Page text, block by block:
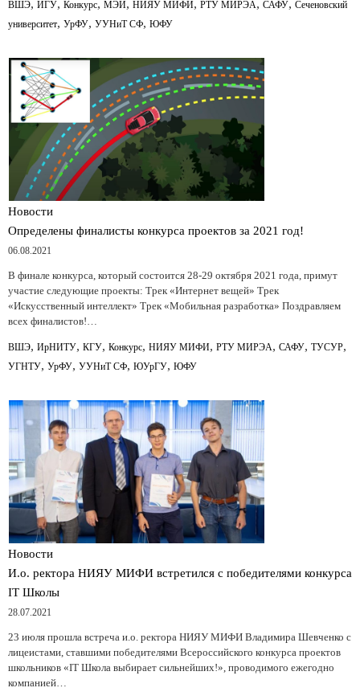
ВШЭ, ИГУ, Конкурс, МЭИ, НИЯУ МИФИ, РТУ МИРЭА, САФУ, Сеченовский
университет, УрФУ, УУНиТ СФ, ЮФУ
Новости
Определены финалисты конкурса проектов за 2021 год!
06.08.2021
В финале конкурса, который состоится 28-29 октября 2021 года, примут
участие следующие проекты: Трек «Интернет вещей» Трек
«Искусственный интеллект» Трек «Мобильная разработка» Поздравляем
всех финалистов!…
ВШЭ, ИрНИТУ, КГУ, Конкурс, НИЯУ МИФИ, РТУ МИРЭА, САФУ, ТУСУР,
УГНТУ, УрФУ, УУНиТ СФ, ЮУрГУ, ЮФУ
Новости
И.о. ректора НИЯУ МИФИ встретился с победителями конкурса
IT Школы
28.07.2021
23 июля прошла встреча и.о. ректора НИЯУ МИФИ Владимира Шевченко с
лицеистами, ставшими победителями Всероссийского конкурса проектов
школьников «IT Школа выбирает сильнейших!», проводимого ежегодно
компанией…